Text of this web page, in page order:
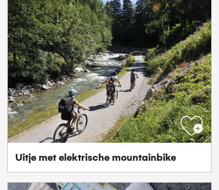
Uitje met elektrische mountainbike